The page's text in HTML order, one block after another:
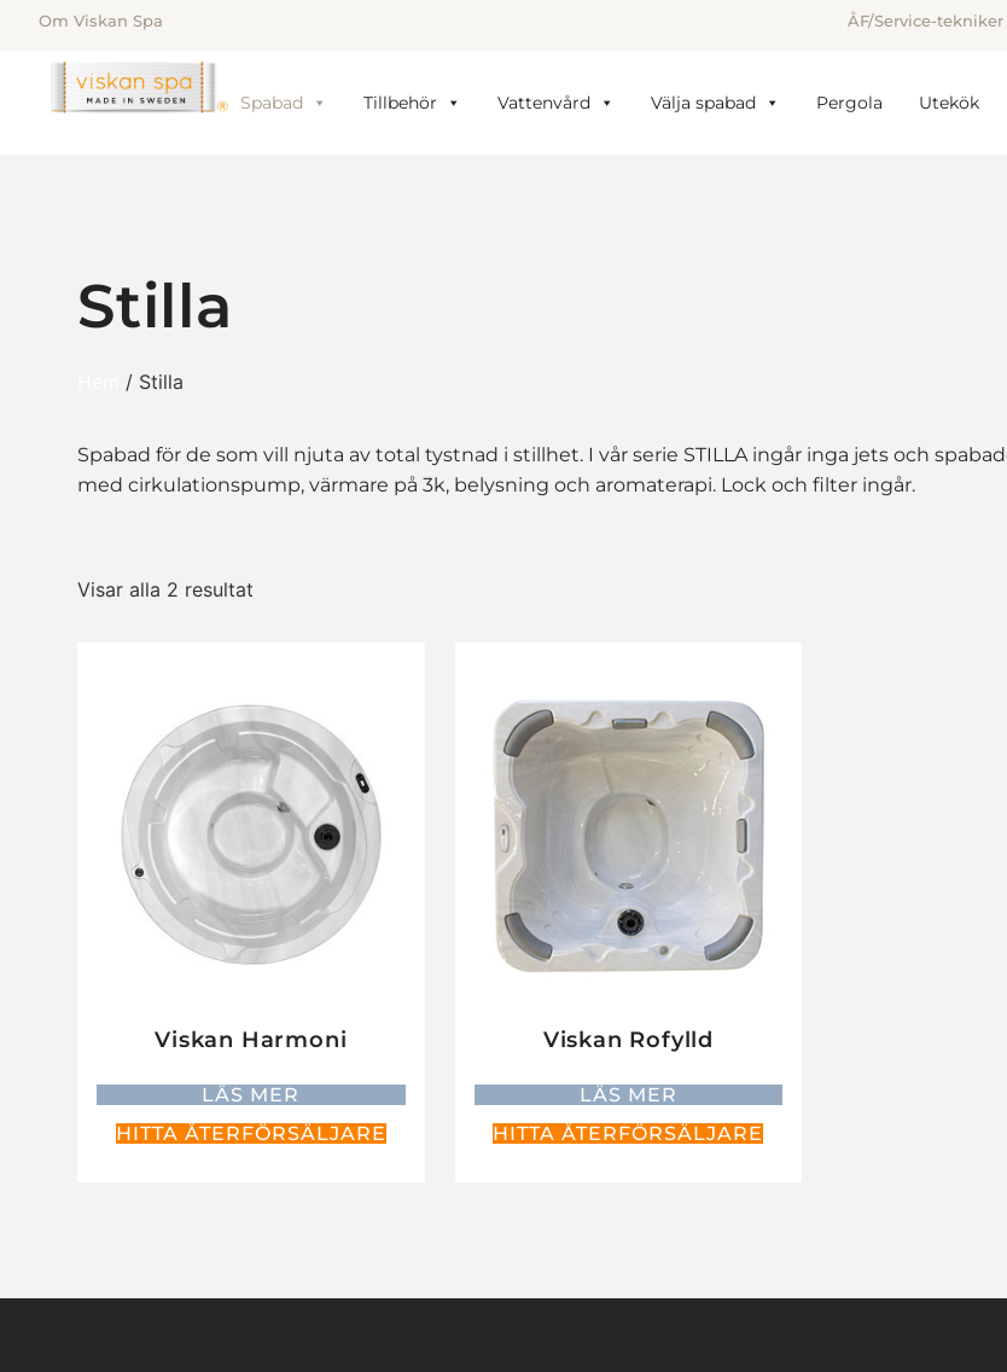
Om Viskan Spa ÅF/Service-
Spabad Tillbehör Vattenvård Välja spabad Pergola Utekök
Stilla
/ Stilla
Spabad för de som vill njuta av total tystnad i stillhet. I vår serie STILLA ingår inga jets och
med cirkulationspump, värmare på 3k, belysning och aromaterapi. Lock och filter ingår.
Visar alla 2 resultat
Viskan Harmoni
LÄS MER
HITTA ÅTERFÖRSÄLJARE
Viskan Rofylld
LÄS MER
HITTA ÅTERFÖRSÄLJARE